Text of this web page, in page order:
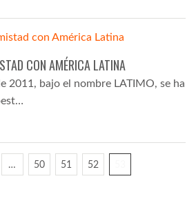
CON AMÉRICA LATINA
2011, bajo el nombre LATIMO, se ha
… 50 51 52